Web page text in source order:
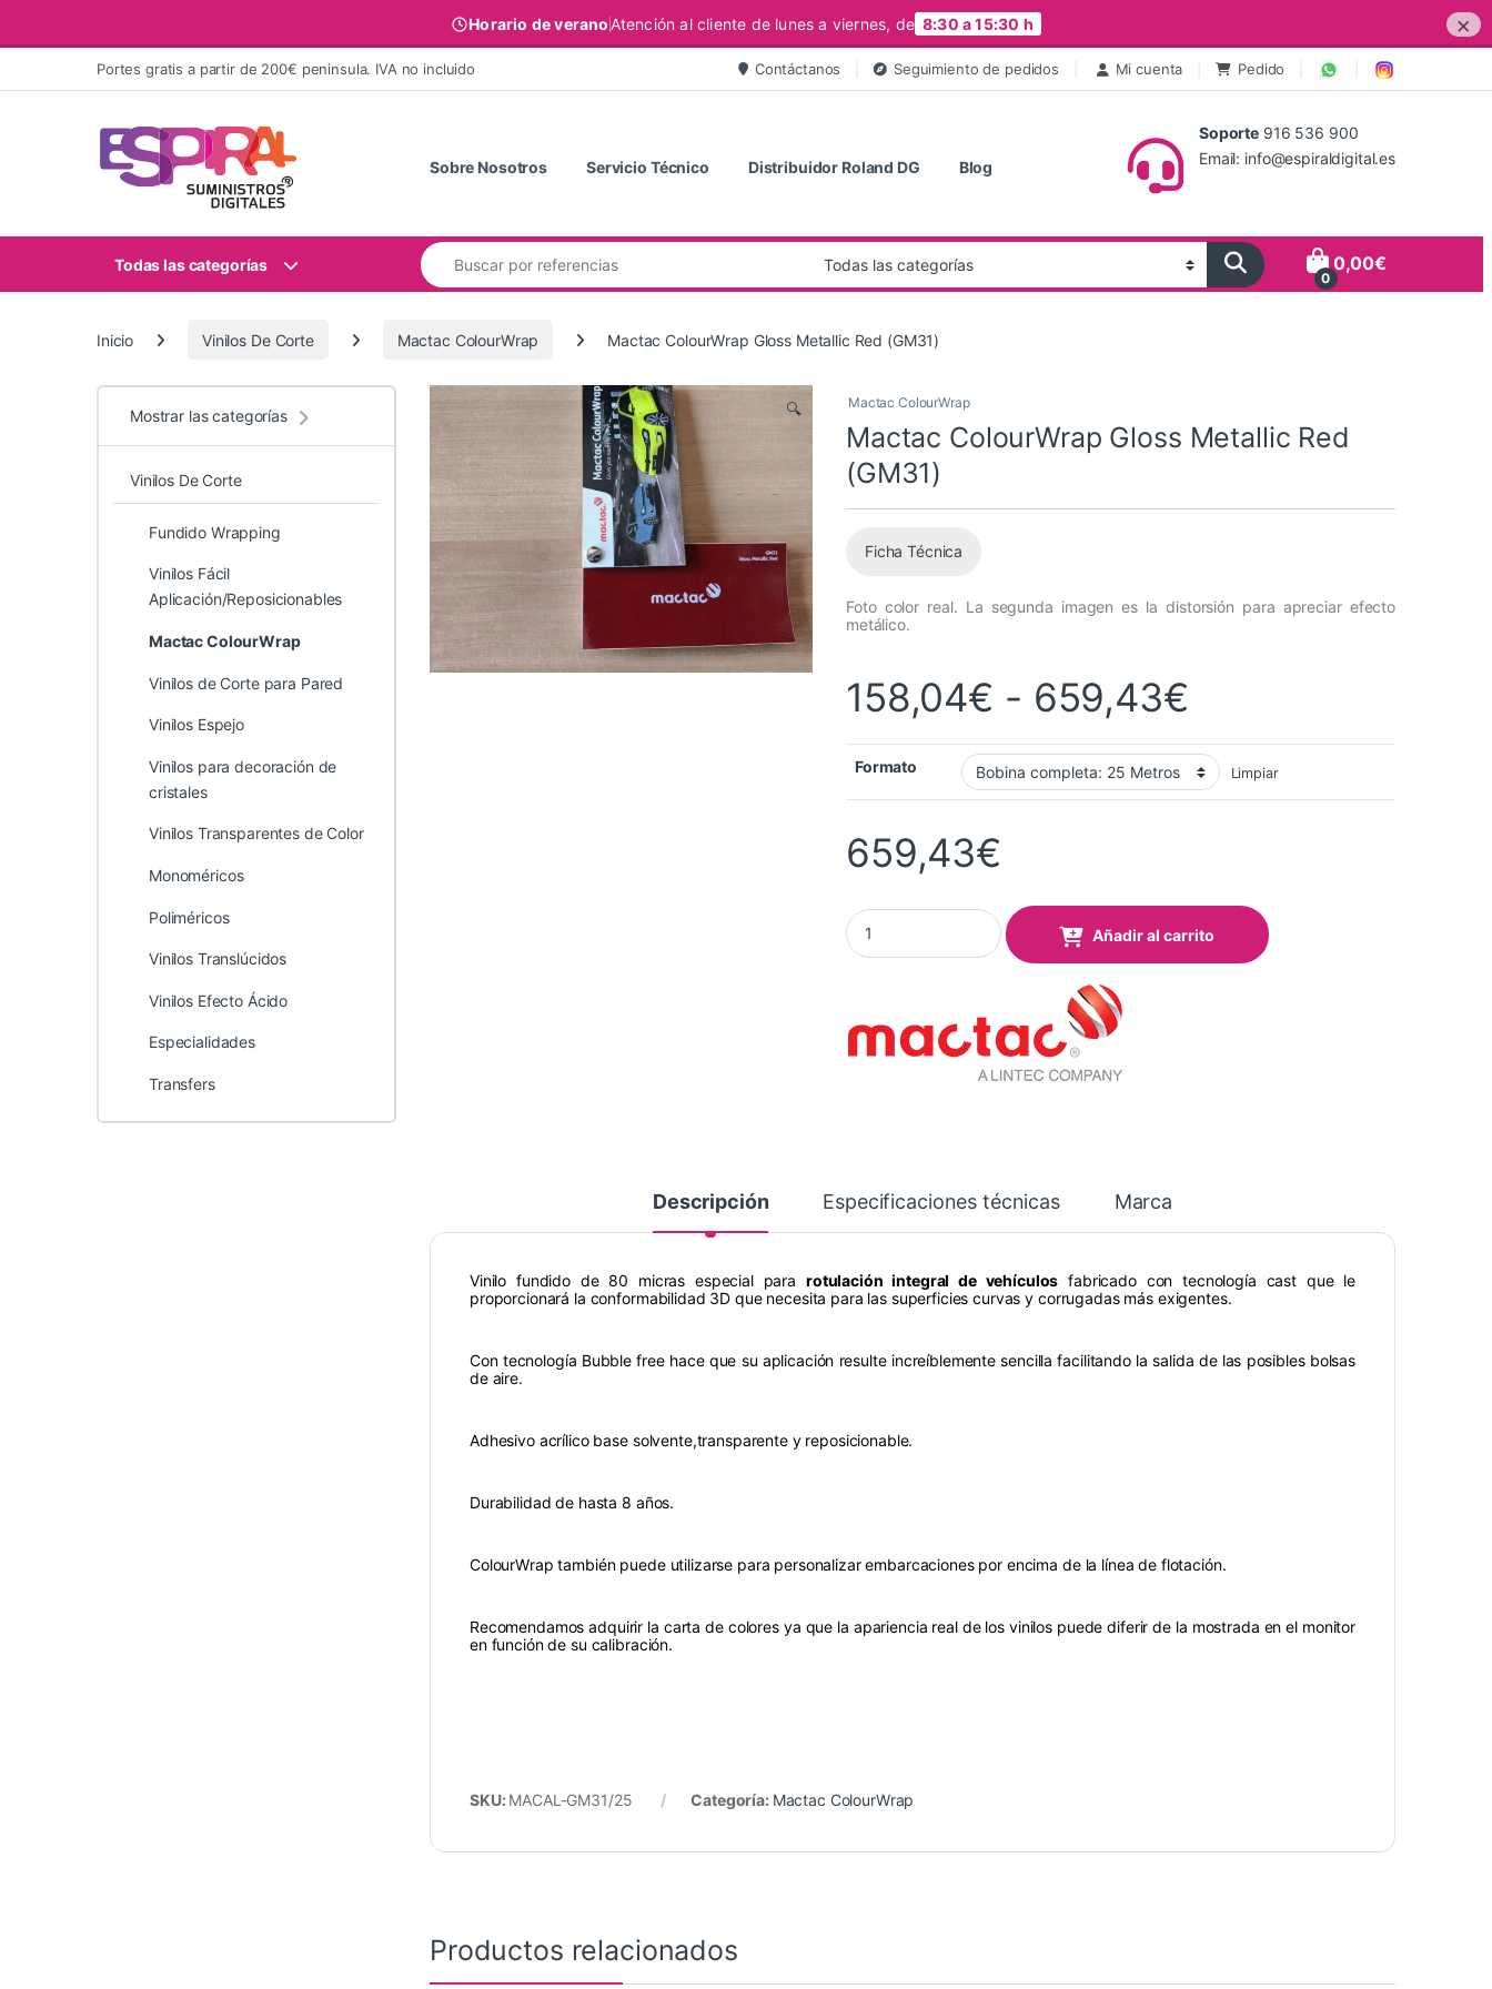
Horario de veranoAtención al cliente de lunes a viernes, de 8:30 a 15:30 h ×
Ir al contenidoPortes gratis a partir de 200€ peninsula. IVA no incluido Contáctanos Seguimiento de pedidos Mi cuenta Pedido
Sobre Nosotros Servicio Técnico Distribuidor Roland DG Blog
Soporte 916 536 900
Email: info@espiraldigital.es
Todas las categorías
Buscar:
0
0,00€
Inicio Vinilos De Corte Mactac ColourWrap Mactac ColourWrap Gloss Metallic Red (GM31)
🔍 Mactac ColourWrap
Mactac ColourWrap Gloss Metallic Red
(GM31)
Ficha Técnica
Foto color real. La segunda imagen es la distorsión para apreciar efecto
metálico.
158,04€ - 659,43€
Formato Limpiar
659,43€
Mactac ColourWrap Gloss Metallic Red (GM31) quantity
Añadir al carrito
Descripción Especificaciones técnicas Marca
Vinilo fundido de 80 micras especial para rotulación integral de vehículos fabricado con tecnología cast que le
proporcionará la conformabilidad 3D que necesita para las superficies curvas y corrugadas más exigentes.
Con tecnología Bubble free hace que su aplicación resulte increíblemente sencilla facilitando la salida de las posibles bolsas
de aire.
Adhesivo acrílico base solvente,transparente y reposicionable.
Durabilidad de hasta 8 años.
ColourWrap también puede utilizarse para personalizar embarcaciones por encima de la línea de flotación.
Recomendamos adquirir la carta de colores ya que la apariencia real de los vinilos puede diferir de la mostrada en el monitor
en función de su calibración.
SKU: MACAL-GM31/25 Categoría: Mactac ColourWrap
Productos relacionados
Mostrar las categorías
Vinilos De Corte
Fundido Wrapping
Vinilos Fácil
Aplicación/Reposicionables
Mactac ColourWrap
Vinilos de Corte para Pared
Vinilos Espejo
Vinilos para decoración de
cristales
Vinilos Transparentes de Color
Monoméricos
Poliméricos
Vinilos Translúcidos
Vinilos Efecto Ácido
Especialidades
Transfers